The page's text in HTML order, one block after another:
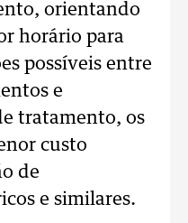
orientando
horário para
possíveis entre
e
tratamento, os
custo
de
e similares.